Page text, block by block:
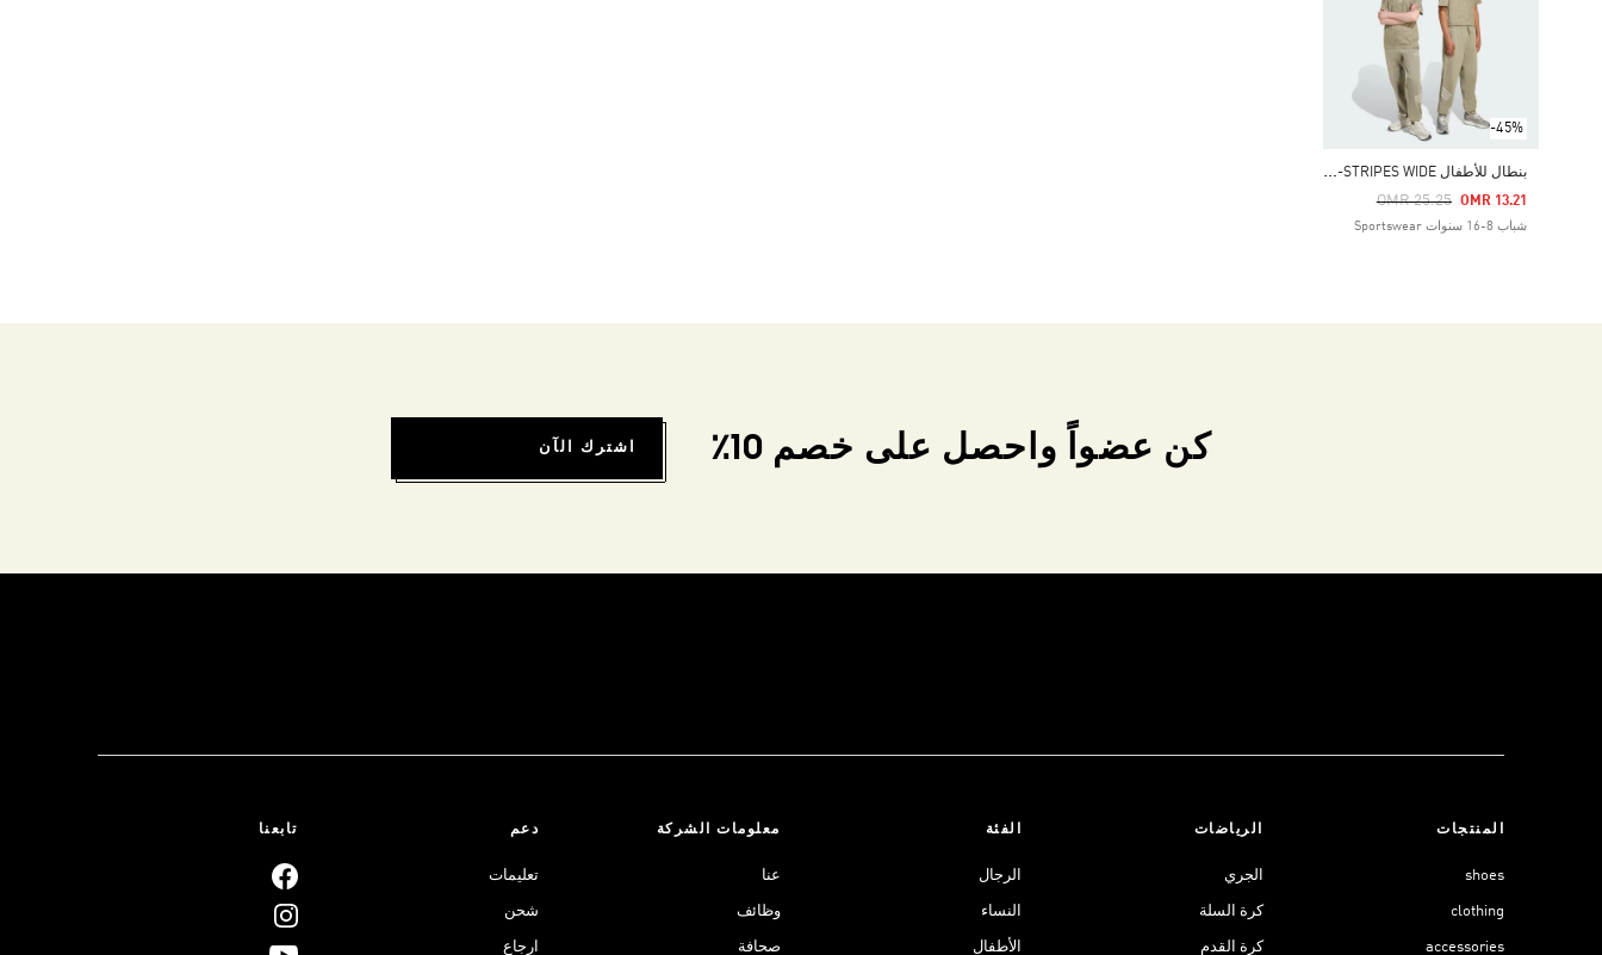
-45%
ب
نطال للأطفال FUTURE ICONS 3-STRIPES WIDE
Price Reduced From
OMR 25.25
To OMR 13.21
شباب 8-16 سنوات Sportswear
كن عضواً واحصل على خصم 10٪ اشترك الآن
المنتجات
shoes
clothing
accessories
الرياضات
الجري
كرة السلة
كرة القدم
الفئة
الرجال
النساء
الأطفال
معلومات الشركة
عنا
وظائف
صحافة
دعم
تعليمات
شحن
ارجاع
تابعنا